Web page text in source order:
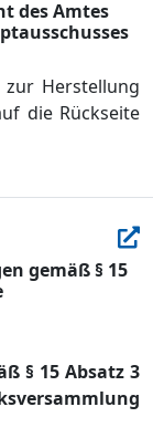
des Amtes
Herstellung
die Rückseite
gemäß § 15
§ 15 Absatz 3